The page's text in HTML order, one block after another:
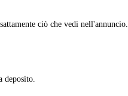
ciò che vedi nell'annuncio.
deposito.